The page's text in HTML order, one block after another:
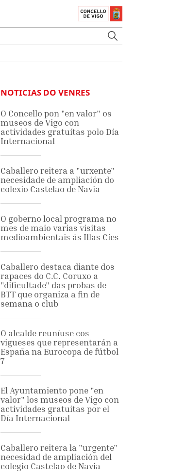
NOTICIAS DO VENRES
O Concello pon "en valor" os
museos de Vigo con
actividades gratuítas polo Día
Internacional
Caballero reitera a "urxente"
necesidade de ampliación do
colexio Castelao de Navia
O goberno local programa no
mes de maio varias visitas
medioambientais ás Illas Cíes
Caballero destaca diante dos
rapaces do C.C. Coruxo a
"dificultade" das probas de
BTT que organiza a fin de
semana o club
O alcalde reuníuse cos
vigueses que representarán a
España na Eurocopa de fútbol
7
El Ayuntamiento pone "en
valor" los museos de Vigo con
actividades gratuitas por el
Día Internacional
Caballero reitera la "urgente"
necesidad de ampliación del
colegio Castelao de Navia